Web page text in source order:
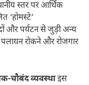
स्तर पर आर्थिक
‘होमस्टे’
और पर्यटन से जुड़ी अन्य
पलायन रोकने और रोजगार
चौबंद व्यवस्थाइस